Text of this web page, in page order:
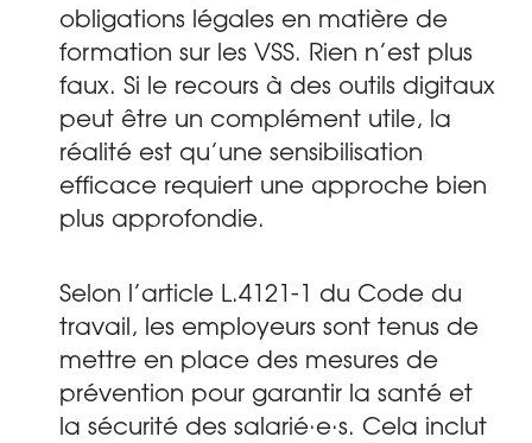
obligations légales en matière de
formation sur les VSS. Rien n’est plus
faux. Si le recours à des outils digitaux
peut être un complément utile, la
réalité est qu’une sensibilisation
efficace requiert une approche bien
plus approfondie.
Selon l’article L.4121-1 du Code du
travail, les employeurs sont tenus de
mettre en place des mesures de
prévention pour garantir la santé et
la sécurité des salarié·e·s. Cela inclut